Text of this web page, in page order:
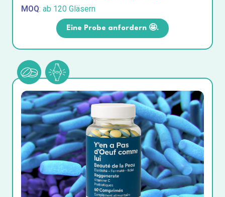
MOQ: ab 120 Gläsern
Eine Probe anfordern 🤩.